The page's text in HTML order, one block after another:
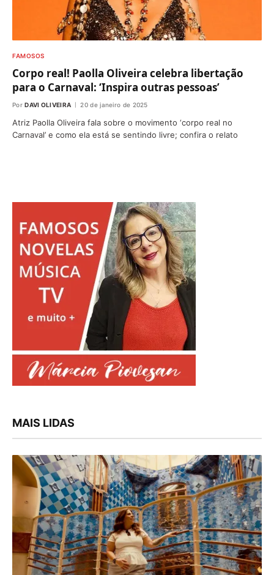
FAMOSOS
Corpo real! Paolla Oliveira celebra libertação
para o Carnaval: ‘Inspira outras pessoas’
Por DAVI OLIVEIRA 20 de janeiro de 2025
Atriz Paolla Oliveira fala sobre o movimento ‘corpo real no
Carnaval’ e como ela está se sentindo livre; confira o relato
MAIS LIDAS